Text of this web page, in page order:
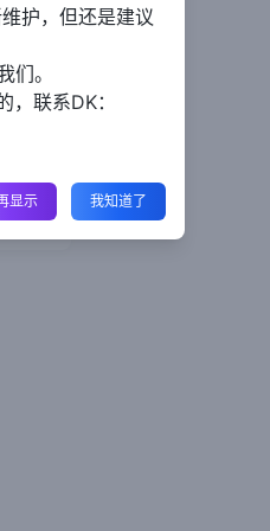
邮
接
护，但还是建议
。
联系DK：
显示 我知道了